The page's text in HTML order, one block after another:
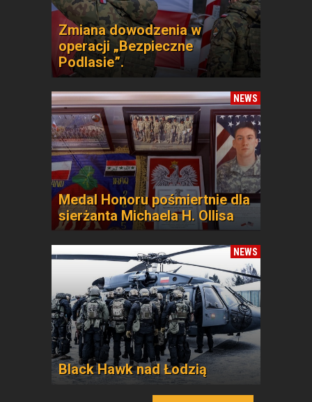
Zmiana dowodzenia w
operacji „Bezpieczne
Podlasie”.
NEWS
Medal Honoru pośmiertnie dla
sierżanta Michaela H. Ollisa
NEWS
Black Hawk nad Łodzią